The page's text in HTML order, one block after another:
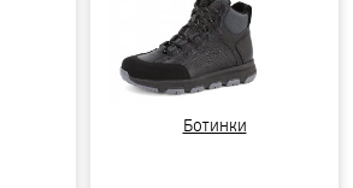
Ботинки